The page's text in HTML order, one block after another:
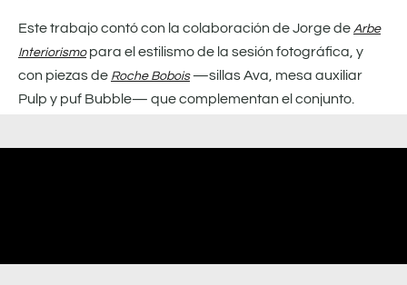
Este trabajo contó con la colaboración de Jorge de Arbe
Interiorismopara el estilismo de la sesión fotográfica, y
con piezas de Roche Bobois—sillas Ava, mesa auxiliar
Pulp y puf Bubble— que complementan el conjunto.